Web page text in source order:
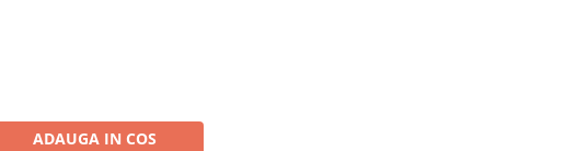
ADAUGA IN COS